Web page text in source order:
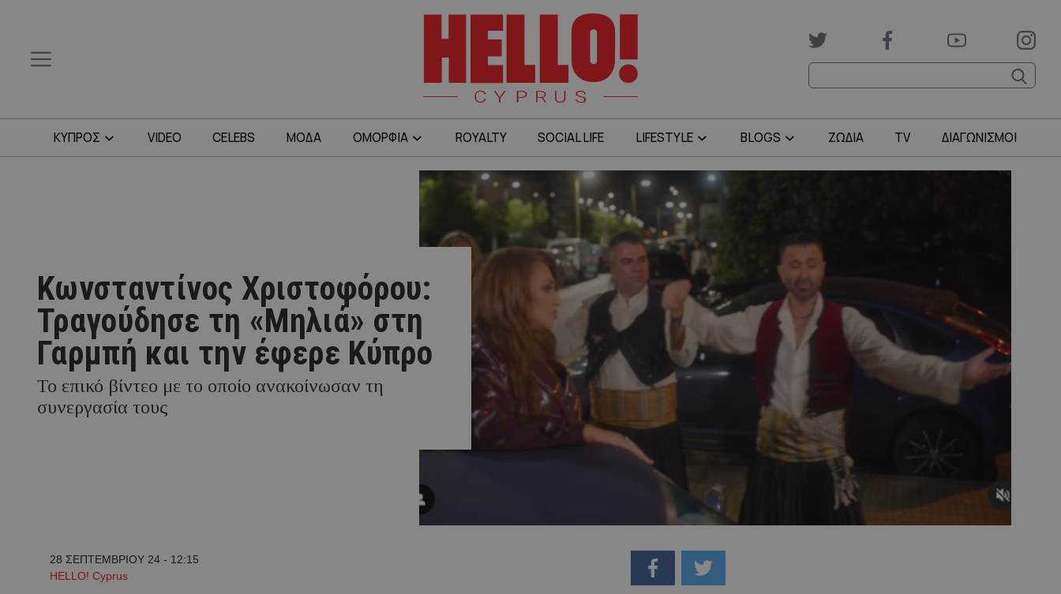
ΚΥΠΡΟΣ VIDEO CELEBS ΜΟΔΑ ΟΜΟΡΦΙΑ ROYALTY SOCIAL LIFE LIFESTYLE BLOGS ΖΩΔΙΑ TV ΔΙΑΓΩΝΙΣΜΟΙ
Κωνσταντίνος Χριστοφόρου:
Τραγούδησε τη «Μηλιά» στη
Γαρμπή και την έφερε Κύπρο
Το επικό βίντεο με το οποίο ανακοίνωσαν τη
συνεργασία τους
28 ΣΕΠΤΕΜΒΡΙΟΥ 24 - 12:15
HELLO! Cyprus